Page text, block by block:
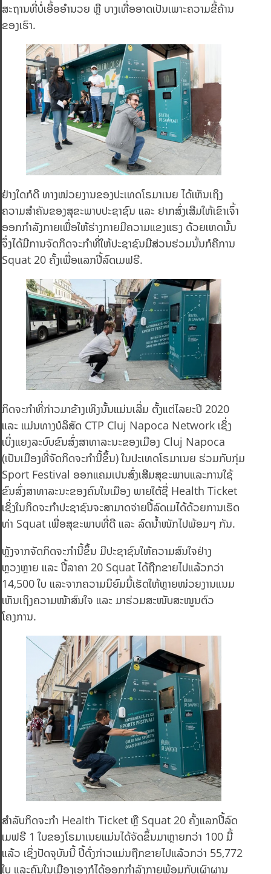
ສະຖານທີ່ບໍ່ເອື້ອອໍານວຍ ຫຼື ບາງເທື່ອອາດເປັນເພາະຄວາມຂີ້ຄ້ານ
ຂອງເຮົາ.
ຢ່າງໃດກໍດີ ທາງໜ່ວຍງານຂອງປະເທດໂຣມາເນຍ ໄດ້ເຫັນເຖິງ
ຄວາມສໍາຄັນຂອງສຸຂະພາບປະຊາຊົນ ແລະ ຢາກສົ່ງເສີມໃຫ້ເຂົາເຈົ້າ
ອອກກຳລັງກາຍເພື່ອໃຫ້ຮ່າງກາຍມີຄວາມແຂງແຮງ ດ້ວຍເຫດນັ້ນ
ຈຶ່ງໄດ້ມີການຈັດກິດຈະກໍາທີ່ໃຫ້ປະຊາຊົນມີສ່ວນຮ່ວມນັ້ນກໍຄືການ
Squat 20 ຄັ້ງເພື່ອແລກປີ້ລົດເມຟຣີ.
ກິດຈະກໍາທີ່ກ່າວມາຂ້າງເທິງນັ້ນແມ່ນເລີ່ມ ຕັ້ງແຕ່ໄລຍະປີ 2020
ແລະ ແມ່ນທາງບໍລິສັດ CTP Cluj Napoca Network ເຊິ່ງ
ເບິ່ງແຍງລະບົບຂົນສົ່ງສາທາລະນະຂອງເມືອງ Cluj Napoca
(ເປັນເມືອງທີ່ຈັດກິດຈະກໍານີ້ຂຶ້ນ) ໃນປະເທດໂຣມາເນຍ ຮ່ວມກັບກຸ່ມ
Sport Festival ອອກແຄມເປນສົ່ງເສີມສຸຂະພາບແລະການໃຊ້
ຂົນສົ່ງສາທາລະນະຂອງຄົນໃນເມືອງ ພາຍໃຕ້ຊື່ Health Ticket
ເຊິ່ງໃນກິດຈະກໍາປະຊາຊົນຈະສາມາດຈ່າຍປີ້ລົດເມໄດ້ດ້ວຍການເຮັດ
ທ່າ Squat ເພື່ອສຸຂະພາບທີ່ດີ ແລະ ລົດນ້ຳໜັກໄປພ້ອມໆ ກັນ.
ຫຼັງຈາກຈັດກິດຈະກໍານີ້ຂຶ້ນ ມີປະຊາຊົນໃຫ້ຄວາມສົນໃຈຢ່າງ
ຫຼວງຫຼາຍ ແລະ ປີ້ລາຄາ 20 Squat ໄດ້ຖືກຂາຍໄປແລ້ວກວ່າ
14,500 ໃບ ແລະຈາກຄວາມນິຍົມນີ້ເຮັດໃຫ້ຫຼາຍໜ່ວຍງານແນມ
ເຫັນເຖິງຄວາມໜ້າສົນໃຈ ແລະ ມາຮ່ວມສະໜັບສະໜູນຕົວ
ໂຄງການ.
ສຳລັບກິດຈະກໍາ Health Ticket ຫຼື Squat 20 ຄັ້ງແລກປີ້ລົດ
ເມຟຣີ 1 ໃບຂອງໂຣມາເນຍແມ່ນໄດ້ຈັດຂຶ້ນມາຫຼາຍກວ່າ 100 ມື້
ແລ້ວ ເຊິ່ງປັດຈຸບັນນີ້ ປີ້ດັ່ງກ່າວແມ່ນຖືກຂາຍໄປແລ້ວກວ່າ 55,772
ໃບ ແລະຄົນໃນເມືອງເອງກໍໄດ້ອອກກໍາລັງກາຍພ້ອມກັບເຜົາຜານ